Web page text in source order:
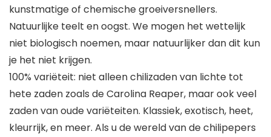
kunstmatige of chemische groeiversnellers.
Natuurlijke teelt en oogst. We mogen het wettelijk
niet biologisch noemen, maar natuurlijker dan dit kun
je het niet krijgen.
100% variëteit: niet alleen chilizaden van lichte tot
hete zaden zoals de Carolina Reaper, maar ook veel
zaden van oude variëteiten. Klassiek, exotisch, heet,
kleurrijk, en meer. Als u de wereld van de chilipepers